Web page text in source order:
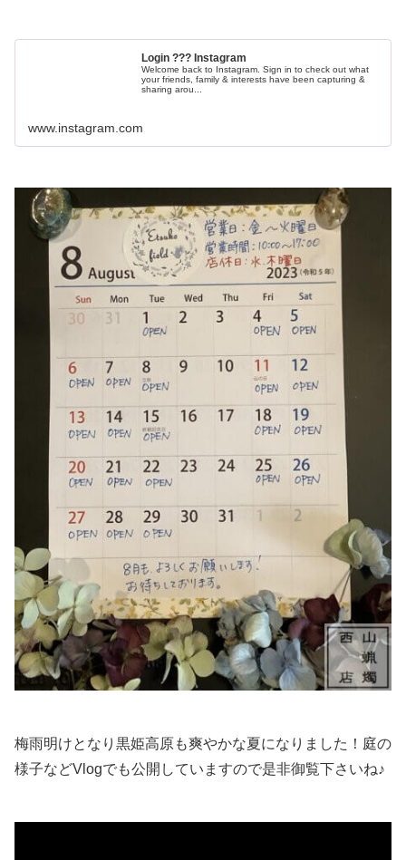
Login ??? Instagram
Welcome back to Instagram. Sign in to check out what
your friends, family & interests have been capturing &
sharing arou...
www.instagram.com
梅雨明けとなり黒姫高原も爽やかな夏になりました！庭の
様子などVlogでも公開していますので是非御覧下さいね♪